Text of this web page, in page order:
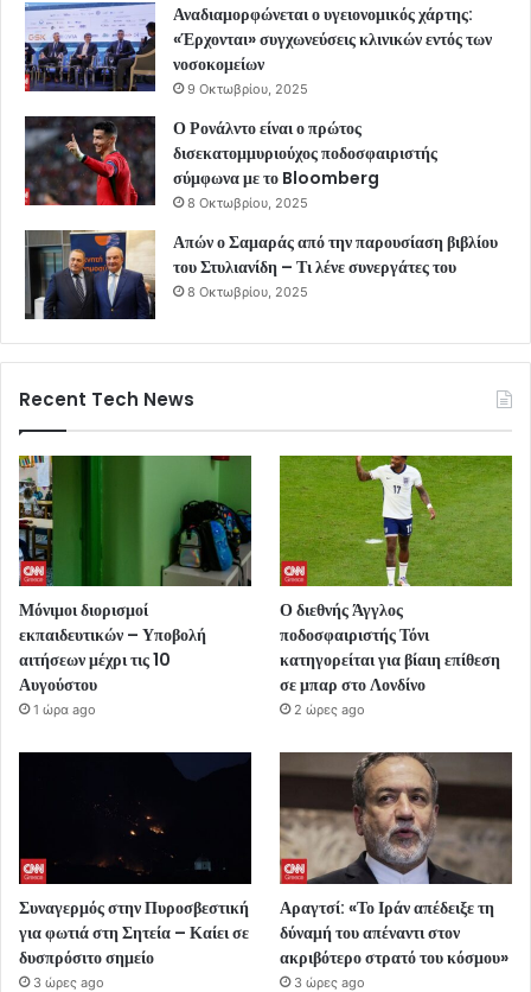
Αναδιαμορφώνεται ο υγειονομικός χάρτης:
«Έρχονται» συγχωνεύσεις κλινικών εντός των
νοσοκομείων
9 Οκτωβρίου, 2025
Ο Ρονάλντο είναι ο πρώτος
δισεκατομμυριούχος ποδοσφαιριστής
σύμφωνα με το Bloomberg
8 Οκτωβρίου, 2025
Απών ο Σαμαράς από την παρουσίαση βιβλίου
του Στυλιανίδη – Τι λένε συνεργάτες του
8 Οκτωβρίου, 2025
Recent Tech News
Μόνιμοι διορισμοί
εκπαιδευτικών – Υποβολή
αιτήσεων μέχρι τις 10
Αυγούστου
1 ώρα ago
Ο διεθνής Άγγλος
ποδοσφαιριστής Τόνι
κατηγορείται για βίαιη επίθεση
σε μπαρ στο Λονδίνο
2 ώρες ago
Συναγερμός στην Πυροσβεστική
για φωτιά στη Σητεία – Καίει σε
δυσπρόσιτο σημείο
3 ώρες ago
Αραγτσί: «Το Ιράν απέδειξε τη
δύναμή του απέναντι στον
ακριβότερο στρατό του κόσμου»
3 ώρες ago